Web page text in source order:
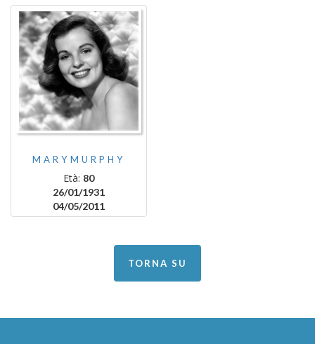
MARYMURPHY
Età: 80
26/01/1931
04/05/2011
TORNA SU